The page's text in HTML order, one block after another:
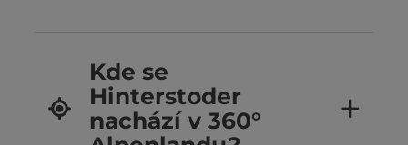
Kde se
Hinterstoder
nachází v 360°